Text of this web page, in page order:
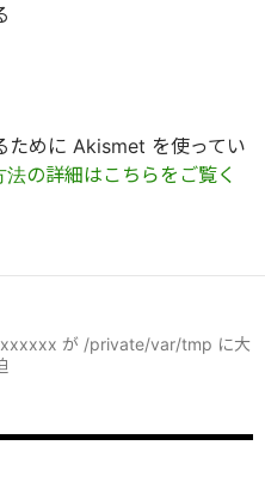
ために Akismet を使ってい
の詳細はこちらをご覧く
が /private/var/tmp に大